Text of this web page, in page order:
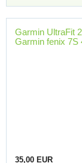
Garmin UltraFit
Garmin fenix 7S
35,00 EUR